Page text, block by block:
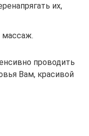
их,
массаж.
проводить
Вам, красивой